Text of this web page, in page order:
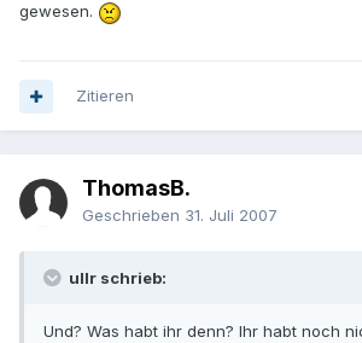
gewesen.
Zitieren
ThomasB.
Geschrieben 31. Juli 2007
ullr schrieb:
Und? Was habt ihr denn? Ihr habt noch